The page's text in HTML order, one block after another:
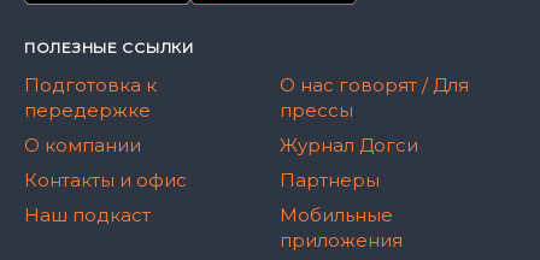
ПОЛЕЗНЫЕ ССЫЛКИ
Подготовка к
передержке
О компании
Контакты и офис
Наш подкаст
О нас говорят / Для
прессы
Журнал Догси
Партнеры
Мобильные
приложения